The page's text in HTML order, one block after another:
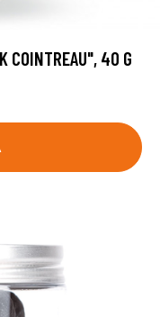
COINTREAU", 40 G